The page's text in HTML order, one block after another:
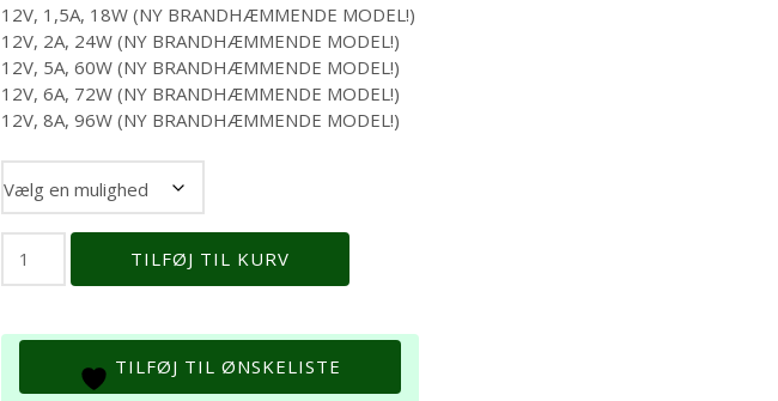
til
kr. 198,00
12V, 1,5A, 18W (NY BRANDHÆMMENDE MODEL!)
12V, 2A, 24W (NY BRANDHÆMMENDE MODEL!)
12V, 5A, 60W (NY BRANDHÆMMENDE MODEL!)
12V, 6A, 72W (NY BRANDHÆMMENDE MODEL!)
12V, 8A, 96W (NY BRANDHÆMMENDE MODEL!)
Aqualight
LED-
TILFØJ TIL KURV
TILFØJ TIL ØNSKELISTE